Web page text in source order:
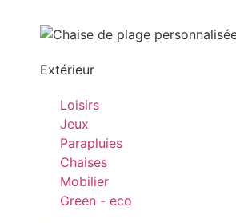
Extérieur
Loisirs
Jeux
Parapluies
Chaises
Mobilier
Green - eco